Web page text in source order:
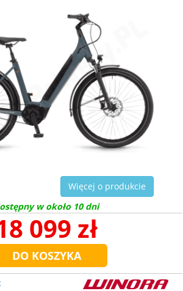
Więcej o produkcie
w około 10 dni
099 zł